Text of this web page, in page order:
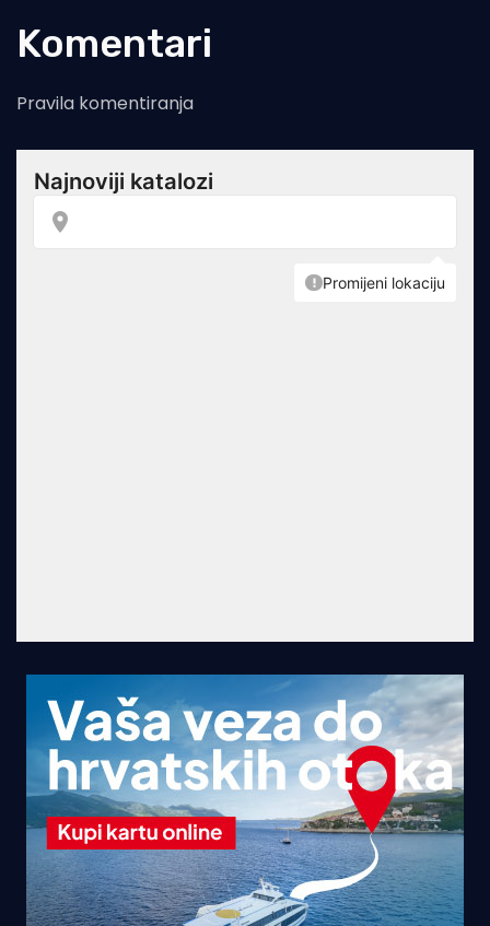
Komentari
Pravila komentiranja